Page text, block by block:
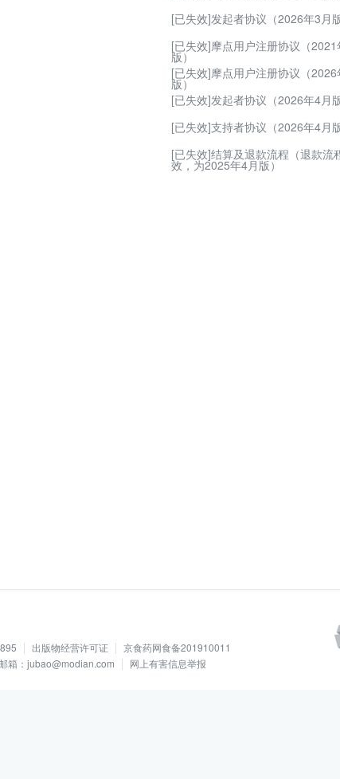
[已失效]发起者协议（2026年3月
[已失效]摩点用户注册协议（
版）
[已失效]摩点用户注册协议（
版）
[已失效]发起者协议（2026年4月
[已失效]支持者协议（2026年4月
[已失效]结算及退款流程（退款流
效，为2025年4月版）
出版物经营许可证
京食药网食备201910011
箱：jubao@modian.com 网上有害信息举报